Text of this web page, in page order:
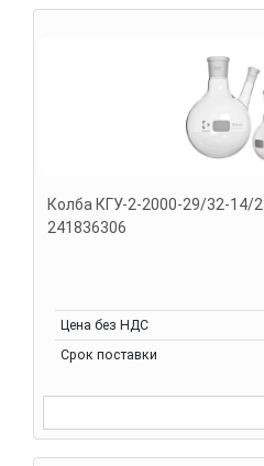
Колба КГУ-2-2000-29/32-14/
241836306
Цена без НДС
Срок поставки